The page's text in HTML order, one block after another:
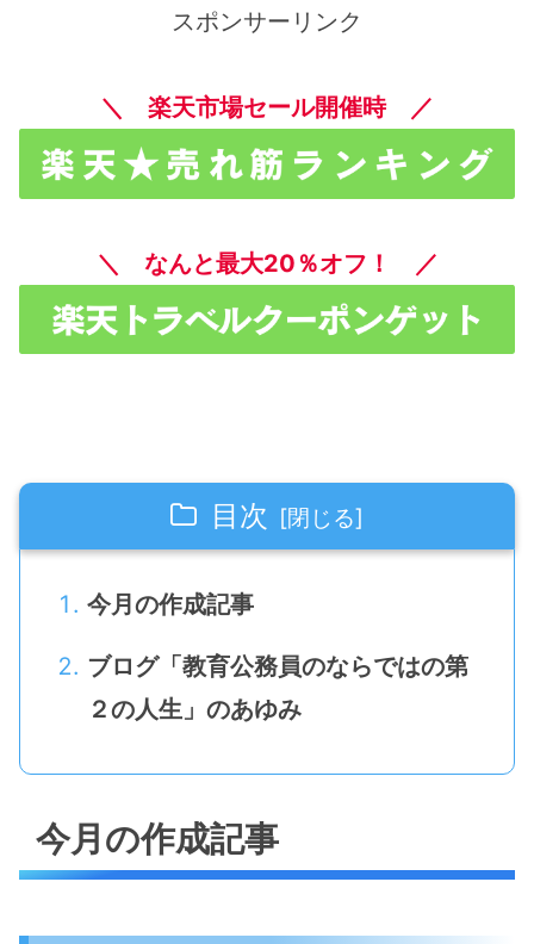
スポンサーリンク
＼ 楽天市場セール開催時 ／
＼ なんと最大20％オフ！ ／
目次
今月の作成記事
ブログ「教育公務員のならではの第
２の人生」のあゆみ
今月の作成記事